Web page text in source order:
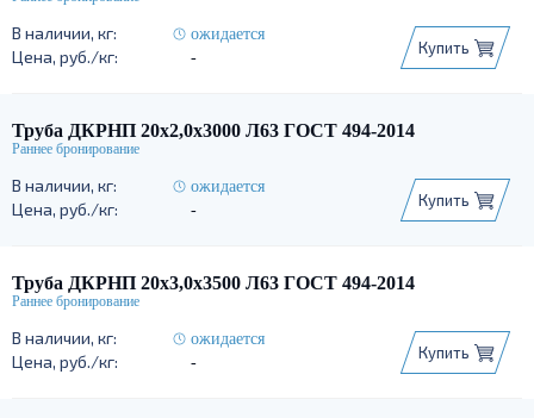
ожидается
-
Купить
Труба ДКРНП 20х2,0х3000 Л63 ГОСТ 494-2014
ожидается
-
Купить
Труба ДКРНП 20х3,0х3500 Л63 ГОСТ 494-2014
ожидается
-
Купить